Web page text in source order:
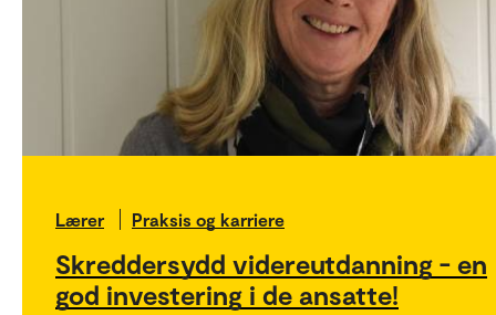
Lærer Praksis og karriere
Skreddersydd videreutdanning - en
god investering i de ansatte!